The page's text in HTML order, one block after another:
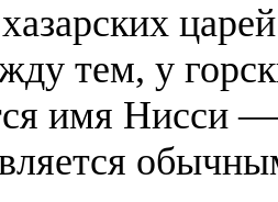
тем, у
имя Нисси